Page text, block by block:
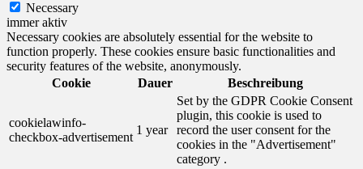
Necessary
immer aktiv
Necessary cookies are absolutely essential for the website to
function properly. These cookies ensure basic functionalities and
security features of the website, anonymously.
Cookie
Dauer Beschreibung
cookielawinfo-
checkbox-advertisement
1 year
Set by the GDPR Cookie Consent
plugin, this cookie is used to
record the user consent for the
cookies in the "Advertisement"
category .